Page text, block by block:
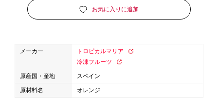
紙カップ プラスチックカップ
発泡スチロールカップ
フローズンドリンク材料
シロップ 冷凍フルーツ
お気に入りに追加
メーカー
トロピカルマリア
冷凍フルーツ
原産国・産地
スペイン
原材料名
オレンジ